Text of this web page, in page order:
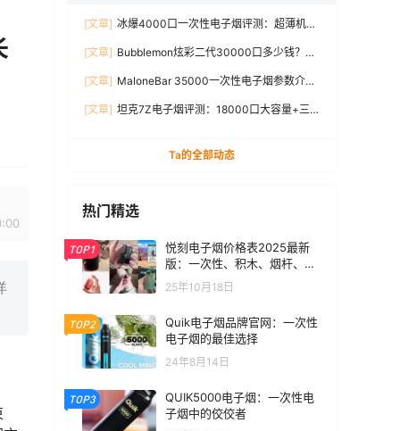
[文章] 冰爆4000口一次性电子烟评测：超薄机
[文章] Bubblemon炫彩二代30000口多少钱？最
[文章] MaloneBar 35000一次性电子烟参数介
[文章] 坦克7Z电子烟评测：18000口大容量+三
Ta的全部动态
热门精选
TOP1
悦刻电子烟价格表2025最新
版：一次性、积木、烟杆、烟
弹全价位汇总
25年10月18日
TOP2
Quik电子烟品牌官网：一次性
电子烟的最佳选择
24年8月14日
TOP3
QUIK5000电子烟：一次性电
子烟中的佼佼者